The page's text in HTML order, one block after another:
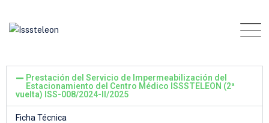
Prestación del Servicio de Impermeabilización del
Estacionamiento del Centro Médico ISSSTELEON (2ª
vuelta) ISS-008/2024-II/2025
Ficha Técnica